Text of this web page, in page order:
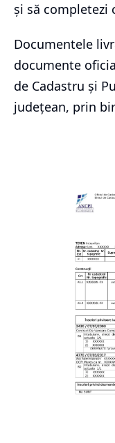
și să completezi
Documentele
documente
de Cadastru și
județean, prin